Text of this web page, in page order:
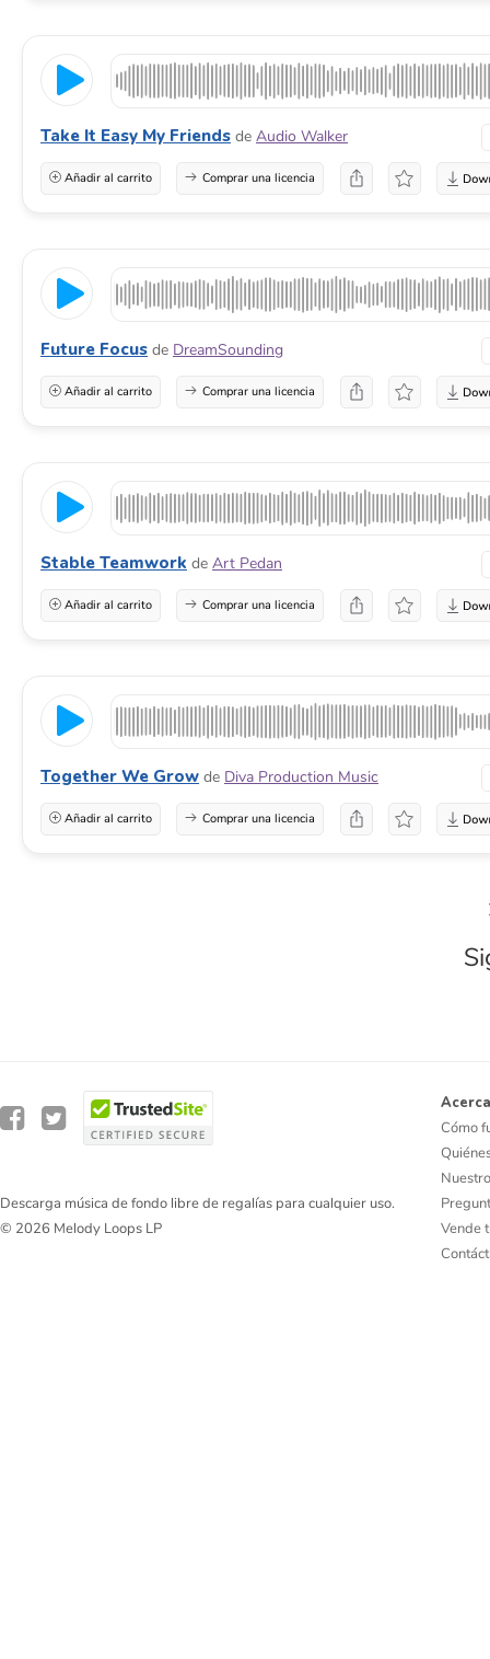
Take It Easy My Friends de Audio Walker
Añadir al carrito Comprar una licencia
Future Focus de DreamSounding
Añadir al carrito Comprar una licencia
Stable Teamwork de Art Pedan
Añadir al carrito Comprar una licencia
Together We Grow de Diva Production Music
Añadir al carrito Comprar una licencia
Descarga música de fondo libre de regalías para cualquier uso.
© 2026 Melody Loops LP
Cómo
Vende